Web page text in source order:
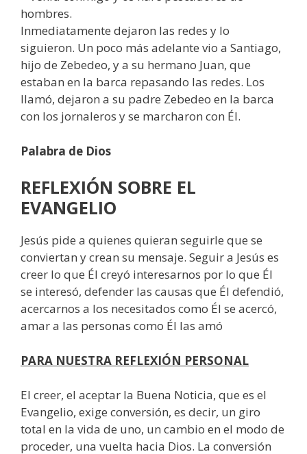
hombres.
Inmediatamente dejaron las redes y lo
siguieron. Un poco más adelante vio a Santiago,
hijo de Zebedeo, y a su hermano Juan, que
estaban en la barca repasando las redes. Los
llamó, dejaron a su padre Zebedeo en la barca
con los jornaleros y se marcharon con Él.
Palabra de Dios
REFLEXIÓN SOBRE EL
EVANGELIO
Jesús pide a quienes quieran seguirle que se
conviertan y crean su mensaje. Seguir a Jesús es
creer lo que Él creyó interesarnos por lo que Él
se interesó, defender las causas que Él defendió,
acercarnos a los necesitados como Él se acercó,
amar a las personas como Él las amó
PARA NUESTRA REFLEXIÓN PERSONAL
El creer, el aceptar la Buena Noticia, que es el
Evangelio, exige conversión, es decir, un giro
total en la vida de uno, un cambio en el modo de
proceder, una vuelta hacia Dios. La conversión